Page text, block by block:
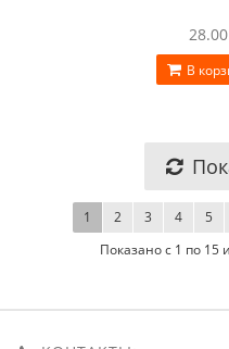
В
1 2 3 4 5
Показано с 1 по 15